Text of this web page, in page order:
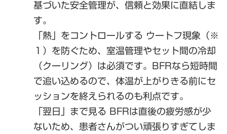
基づいた安全管理が、信頼と効果に直結しま
す。
「熱」をコントロールする ウートフ現象（※
１）を防ぐため、室温管理やセット間の冷却
（クーリング）は必須です。BFRなら短時間
で追い込めるので、体温が上がりきる前にセ
ッションを終えられるのも利点です。
「翌日」まで見る BFRは直後の疲労感が少
ないため、患者さんがつい頑張りすぎてしま